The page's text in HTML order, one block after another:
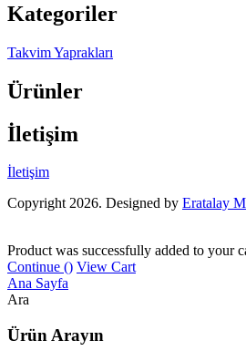
Kategoriler
Takvim Yaprakları
Ürünler
İletişim
İletişim
Copyright 2026. Designed by Eratalay
Product was successfully added to your
Continue () View Cart
Ana Sayfa
Ara
Ürün Arayın